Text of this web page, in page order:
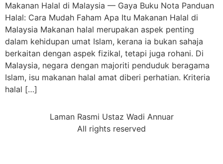
Makanan Halal di Malaysia — Gaya Buku Nota Panduan
Halal: Cara Mudah Faham Apa Itu Makanan Halal di
Malaysia ⁠Makanan halal merupakan aspek penting
dalam kehidupan umat Islam, kerana ia bukan sahaja
berkaitan dengan aspek fizikal, tetapi juga rohani. Di
Malaysia, negara dengan majoriti penduduk beragama
Islam, isu makanan halal amat diberi perhatian. Kriteria
halal […]
Laman Rasmi Ustaz Wadi Annuar
All rights reserved